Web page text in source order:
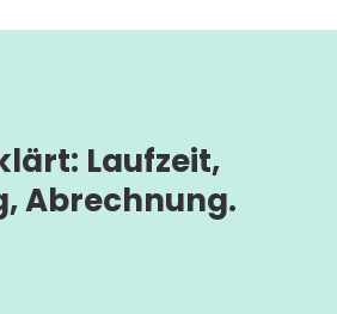
Laufzeit,
Abrechnung.